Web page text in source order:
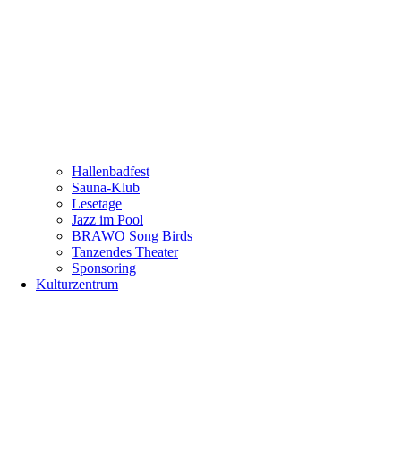
Hallenbadfest
Sauna-Klub
Lesetage
Jazz im Pool
BRAWO Song Birds
Tanzendes Theater
Sponsoring
Kulturzentrum